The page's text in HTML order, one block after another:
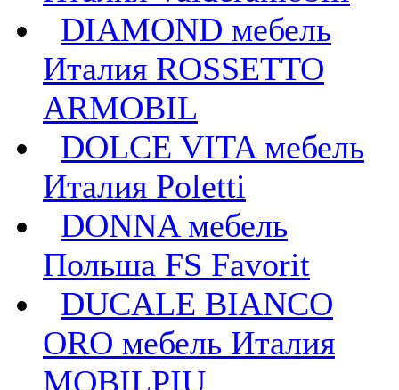
DIAMOND мебель
Италия ROSSETTO
ARMOBIL
DOLCE VITA мебель
Италия Poletti
DONNA мебель
Польша FS Favorit
DUCALE BIANCO
ORO мебель Италия
MOBILPIU